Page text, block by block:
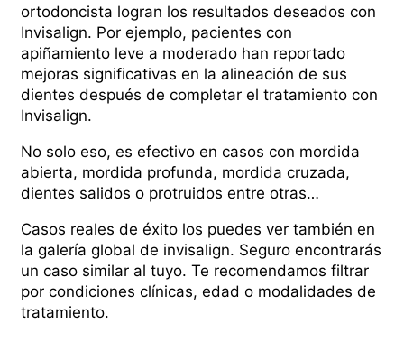
ortodoncista logran los resultados deseados con
Invisalign. Por ejemplo, pacientes con
apiñamiento leve a moderado han reportado
mejoras significativas en la alineación de sus
dientes después de completar el tratamiento con
Invisalign.
No solo eso, es efectivo en casos con mordida
abierta, mordida profunda, mordida cruzada,
dientes salidos o protruidos entre otras…
Casos reales de éxito los puedes ver también en
la galerí­a global de invisalign. Seguro encontrarás
un caso similar al tuyo. Te recomendamos filtrar
por condiciones clínicas, edad o modalidades de
tratamiento.